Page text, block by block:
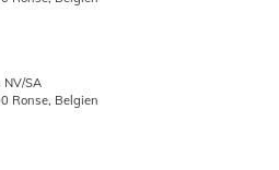
NV/SA
Ronse, Belgien